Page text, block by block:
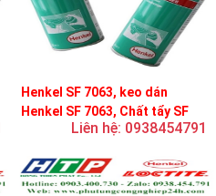
Henkel SF 7063, keo dán
Henkel SF 7063, Chất tẩy SF
Liên hệ: 0938454791